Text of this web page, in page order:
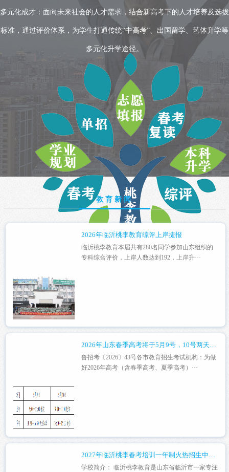
多元化成才：面向未来社会的人才需求，结合新高考下的人才培养及选拔
标准，通过评价体系，为学生打通传统“中高考”、出国留学、艺体升学等
多元化升学途径。
教育新闻
2026年临沂桃李教育综评上岸捷报
临沂桃李教育本届共有280名同学参加山东组织的
专科综合评价，上岸人数达到192，上岸升···
2026年山东春季高考将于5月9号，10号两天进行
鲁招考〔2026〕43号各市教育招生考试机构：为做
好2026年高考（含春季高考、夏季高考）···
2027年临沂桃李春考培训一年制火热招生中！！！
学校简介： 临沂桃李教育是山东省临沂市一家专注